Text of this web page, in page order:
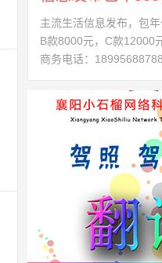
主流生活信息发布，包年
B款8000元，C款12000
商务电话：18995688788